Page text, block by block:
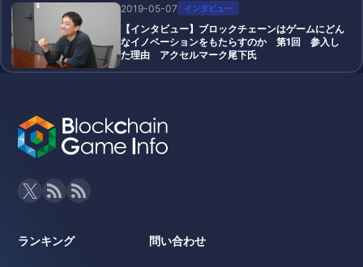
2019-05-07 インタビュー
【インタビュー】ブロックチェーンはゲームにどん
なイノベーションをもたらすのか 第1回 参入し
た理由 アクセルマーク尾下氏
ランキング 問い合わせ